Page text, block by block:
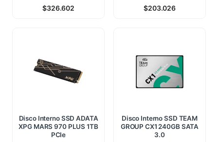
$326.602 $203.026
Disco Interno SSD ADATA
XPG MARS 970 PLUS 1TB
PCIe
Disco Interno SSD TEAM
GROUP CX1 240GB SATA
3.0